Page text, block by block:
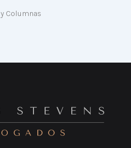
Columnas